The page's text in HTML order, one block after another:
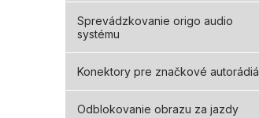
Sprevádzkovanie origo audio
systému
Konektory pre značkové autorádiá
Odblokovanie obrazu za jazdy